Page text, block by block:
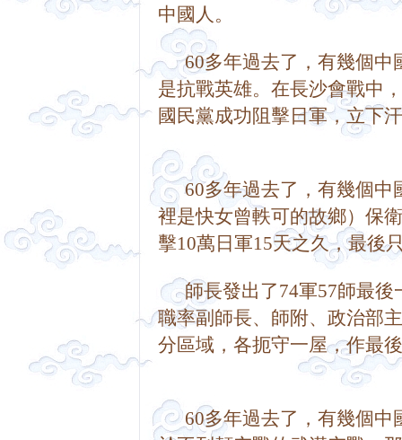
中國人。
60多年過去了，有幾個中
是抗戰英雄。 在長沙會戰中
國民黨成功阻擊日軍，立下
60多年過去了，有幾個中
裡是快女曾軼可的故鄉）保
擊10萬日軍15天之久，最
師長發出了74軍57師最後
職率副師長、師附、政治部
分區域，各扼守一屋，作最
60多年過去了，有幾個中